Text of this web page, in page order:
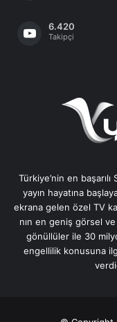
6.420
Takipçi
Türkiye’nin en
yayın hayatına
ekrana gelen özel TV
nın en geniş görsel
gönüllüler ile 30
engellilik konusuna